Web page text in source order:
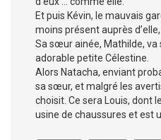
Et puis Kévin, le mauvais
moins présent auprès d’elle,
Sa sœur ainée, Mathilde, va
adorable petite Célestine.
Alors Natacha, enviant
sa sœur, et malgré les
choisit. Ce sera Louis, dont
usine de chaussures et est